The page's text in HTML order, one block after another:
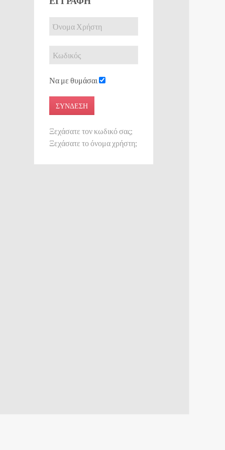
Να με θυμάσαι
ΣΎΝΔΕΣΗ
Ξεχάσατε τον κωδικό σας;
Ξεχάσατε το όνομα χρήστη;